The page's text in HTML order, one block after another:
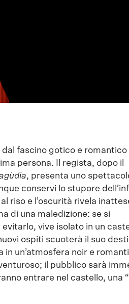
fascino gotico e romantico
persona. Il regista, dopo il
, presenta uno
conservi lo stupore
riso e l’oscurità rivela
di una maledizione: se si
vive isolato in un
ospiti scuoterà il suo
in un’atmosfera noir e
il pubblico sarà
entrare nel castello, una